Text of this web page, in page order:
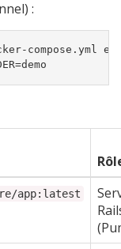
:
compose.yml
app:latest